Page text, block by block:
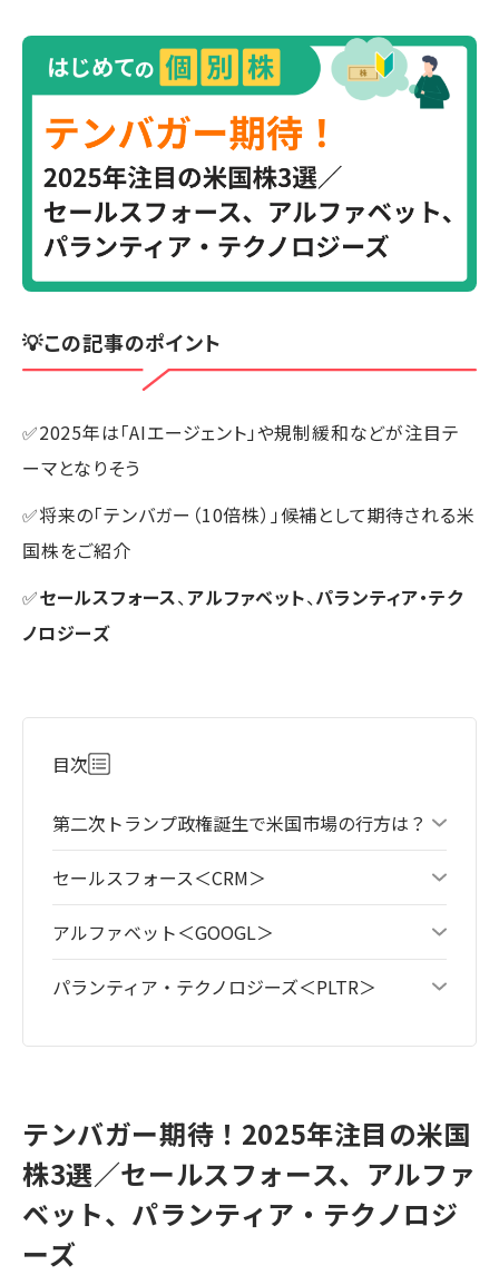
💡この記事のポイント
✅2025年は「AIエージェント」や規制緩和などが注目テ
ーマとなりそう
✅将来の「テンバガー（10倍株）」候補として期待される米
国株をご紹介
✅セールスフォース、アルファベット、パランティア・テク
ノロジーズ
目次
第二次トランプ政権誕生で米国市場の行方は？
セールスフォース＜CRM＞
アルファベット＜GOOGL＞
パランティア・テクノロジーズ＜PLTR＞
テンバガー期待！2025年注目の米国
株3選／セールスフォース、アルファ
ベット、パランティア・テクノロジ
ーズ